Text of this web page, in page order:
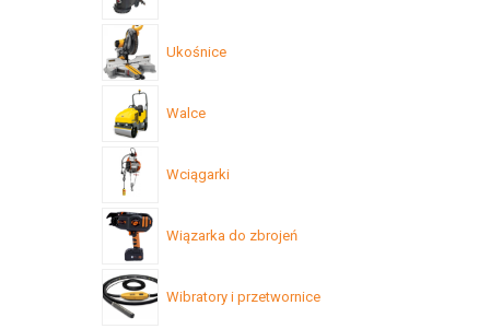
Ukośnice
Walce
Wciągarki
Wiązarka do zbrojeń
Wibratory i przetwornice